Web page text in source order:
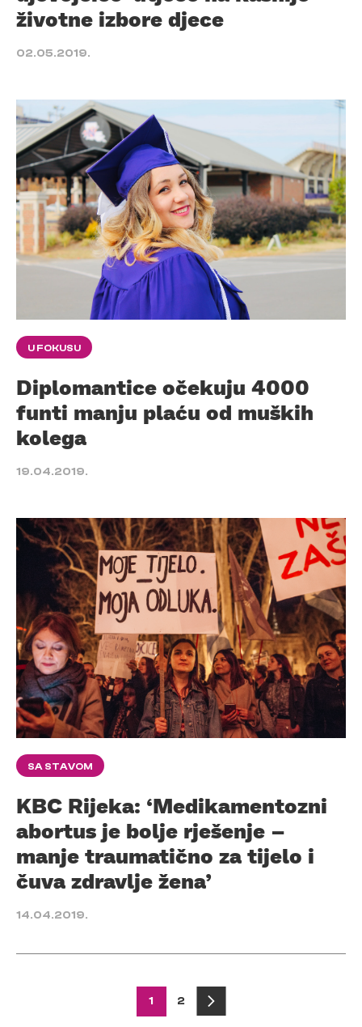
životne izbore djece
02.05.2019.
U FOKUSU
Diplomantice očekuju 4000
funti manju plaću od muških
kolega
19.04.2019.
SA STAVOM
KBC Rijeka: ‘Medikamentozni
abortus je bolje rješenje –
manje traumatično za tijelo i
čuva zdravlje žena’
14.04.2019.
1 2